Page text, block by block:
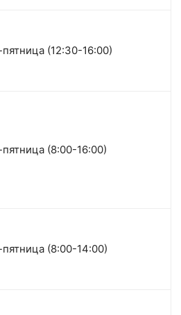
(12:30-16:00)
(8:00-16:00)
(8:00-14:00)